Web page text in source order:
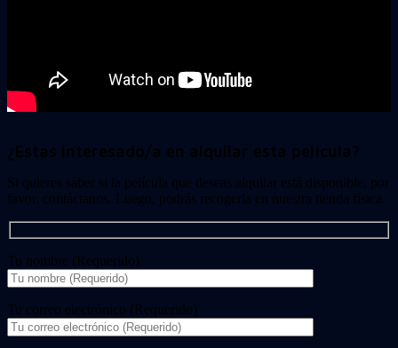
¿Estas interesado/a en alquilar esta película?
Si quieres saber si la película que deseas alquilar está disponible, por
favor, contáctanos. Luego, podrás recogerla en nuestra tienda física.
Tu nombre (Requerido)
Tu correo electrónico (Requerido)